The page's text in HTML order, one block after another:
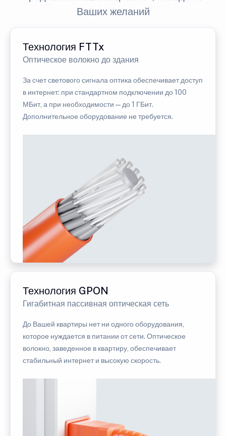
Ваших желаний
Технология FTTx
Оптическое волокно до здания
За счет светового сигнала оптика обеспечивает доступ
в интернет: при стандартном подключении до 100
МБит, а при необходимости — до 1 ГБит.
Дополнительное оборудование не требуется.
Технология GPON
Гигабитная пассивная оптическая сеть
До Вашей квартиры нет ни одного оборудования,
которое нуждается в питании от сети. Оптическое
волокно, заведенное в квартиру, обеспечивает
стабильный интернет и высокую скорость.